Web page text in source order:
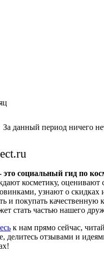
За данный период ничего
это социальный гид по
косметику, оценивают
узнают о скидках
и покупать качественную
стать частью нашего
к нам прямо сейчас,
делитесь отзывами и